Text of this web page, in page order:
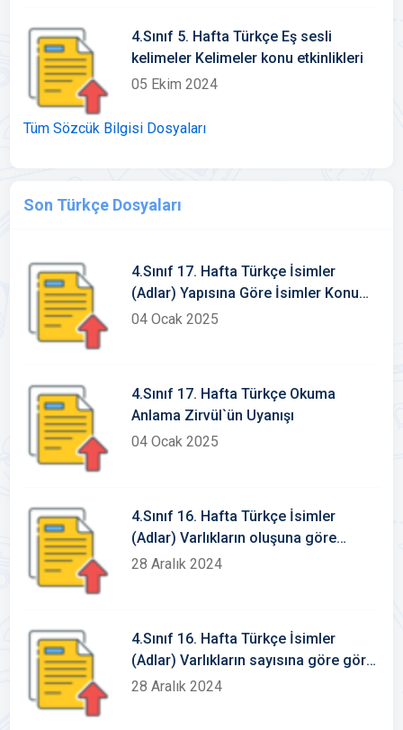
4.Sınıf 5. Hafta Türkçe Eş sesli
kelimeler Kelimeler konu etkinlikleri
05 Ekim 2024
Tüm Sözcük Bilgisi Dosyaları
Son Türkçe Dosyaları
4.Sınıf 17. Hafta Türkçe İsimler
(Adlar) Yapısına Göre İsimler Konu
Etkinlikleri
04 Ocak 2025
4.Sınıf 17. Hafta Türkçe Okuma
Anlama Zirvül`ün Uyanışı
04 Ocak 2025
4.Sınıf 16. Hafta Türkçe İsimler
(Adlar) Varlıkların oluşuna göre
somut-soyut isimler
28 Aralık 2024
4.Sınıf 16. Hafta Türkçe İsimler
(Adlar) Varlıkların sayısına göre göre
isimler tekil-çoğul-topluluk isimleri
28 Aralık 2024